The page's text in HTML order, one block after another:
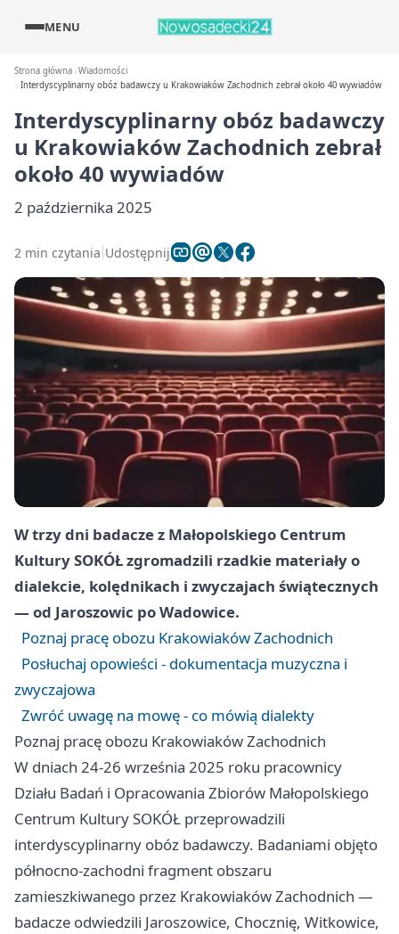
MENU
Strona główna Wiadomości
Interdyscyplinarny obóz badawczy u Krakowiaków Zachodnich zebrał około 40 wywiadów
Interdyscyplinarny obóz badawczy
u Krakowiaków Zachodnich zebrał
około 40 wywiadów
2 października 2025
2 min czytania Udostępnij
W trzy dni badacze z Małopolskiego Centrum
Kultury SOKÓŁ zgromadzili rzadkie materiały o
dialekcie, kolędnikach i zwyczajach świątecznych
— od Jaroszowic po Wadowice.
Poznaj pracę obozu Krakowiaków Zachodnich
Posłuchaj opowieści - dokumentacja muzyczna i
zwyczajowa
Zwróć uwagę na mowę - co mówią dialekty
Poznaj pracę obozu Krakowiaków Zachodnich
W dniach 24-26 września 2025 roku pracownicy
Działu Badań i Opracowania Zbiorów Małopolskiego
Centrum Kultury SOKÓŁ przeprowadzili
interdyscyplinarny obóz badawczy. Badaniami objęto
północno-zachodni fragment obszaru
zamieszkiwanego przez Krakowiaków Zachodnich —
badacze odwiedzili Jaroszowice, Chocznię, Witkowice,